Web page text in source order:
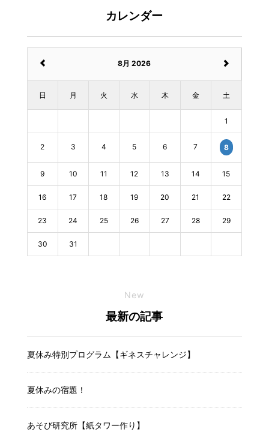
カレンダー
8月 2026
日 月 火 水 木 金 土
1
2 3 4 5 6 7 8
9 10 11 12 13 14 15
16 17 18 19 20 21 22
23 24 25 26 27 28 29
30 31
New
最新の記事
夏休み特別プログラム【ギネスチャレンジ】
夏休みの宿題！
あそび研究所【紙タワー作り】